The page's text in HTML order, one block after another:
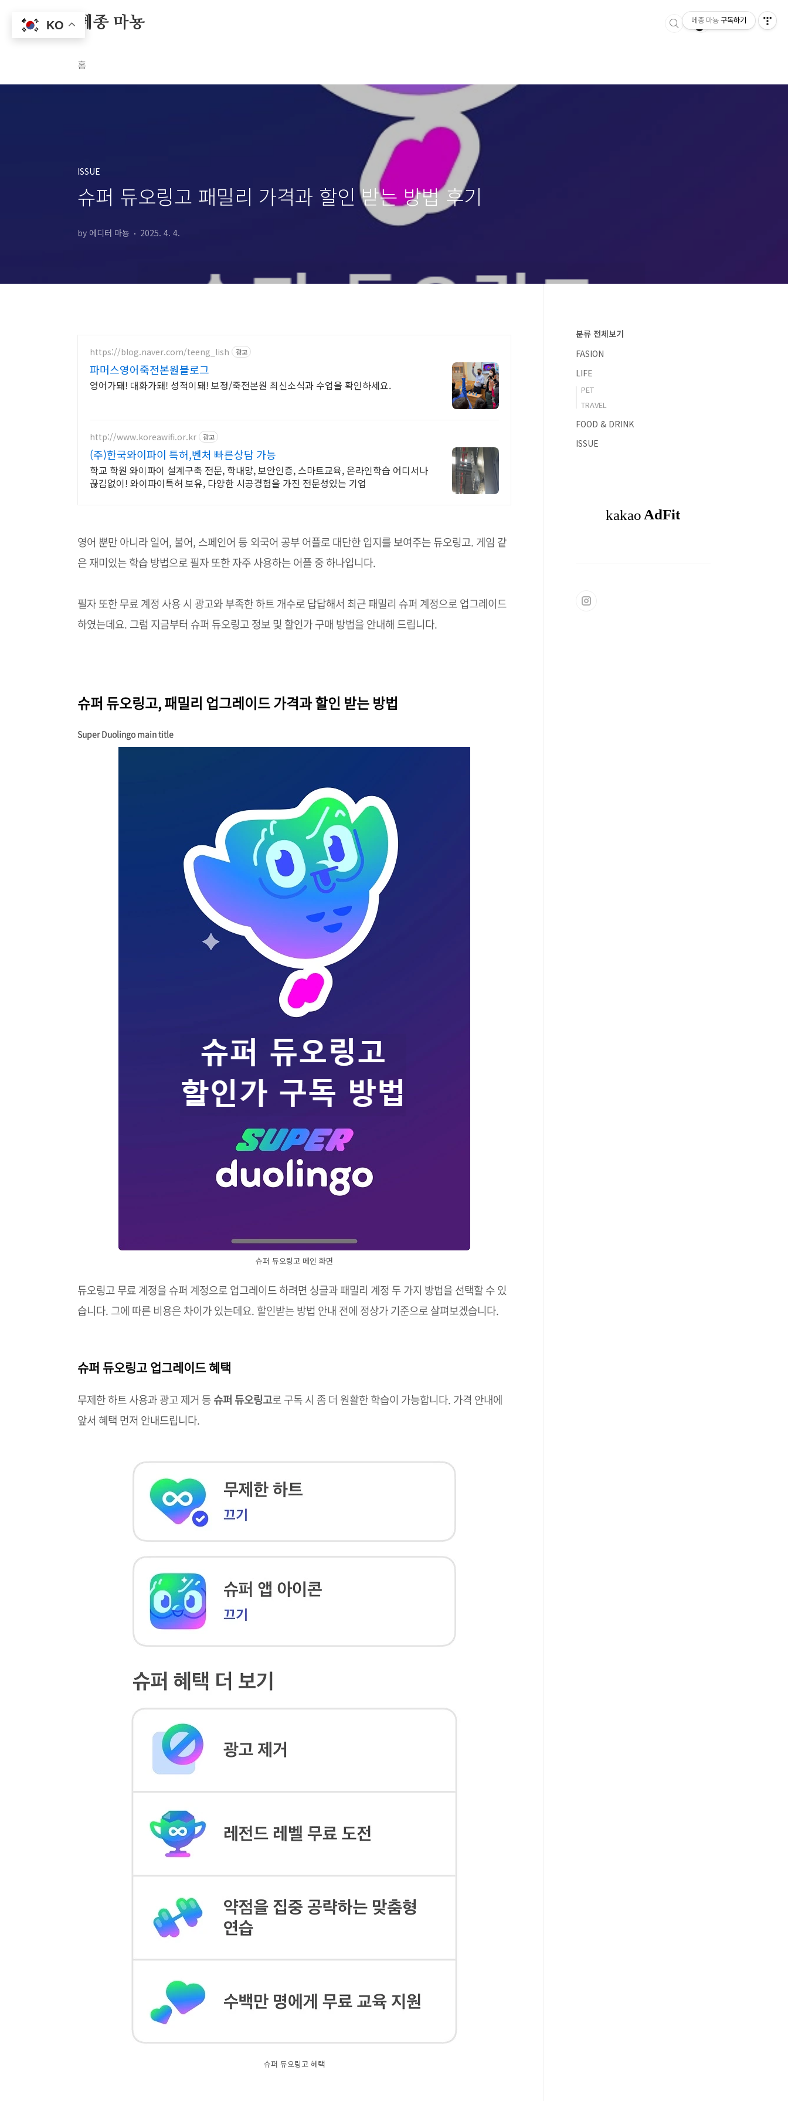
KO 메종 마뇽
홈
ISSUE
슈퍼 듀오링고 패밀리 가격과 할인 받는 방법 후기
by 에디터 마뇽 2025. 4. 4.
https://blog.naver.com/teeng_lish 광고
파머스영어죽전본원블로그
영어가돼! 대화가돼! 성적이돼! 보정/죽전본원 최신소식과 수업을 확인하세요.
http://www.koreawifi.or.kr 광고
(주)한국와이파이 특허,벤처 빠른상담 가능
학교 학원 와이파이 설계구축 전문, 학내망, 보안인증, 스마트교육, 온라인학습 어디서나
끊김없이! 와이파이특허 보유, 다양한 시공경험을 가진 전문성있는 기업
영어 뿐만 아니라 일어, 불어, 스페인어 등 외국어 공부 어플로 대단한 입지를 보여주는 듀오링고. 게임 같
은 재미있는 학습 방법으로 필자 또한 자주 사용하는 어플 중 하나입니다.
필자 또한 무료 계정 사용 시 광고와 부족한 하트 개수로 답답해서 최근 패밀리 슈퍼 계정으로 업그레이드
하였는데요. 그럼 지금부터 슈퍼 듀오링고 정보 및 할인가 구매 방법을 안내해 드립니다.
슈퍼 듀오링고, 패밀리 업그레이드 가격과 할인 받는 방법
Super Duolingo main title
슈퍼 듀오링고 메인 화면
듀오링고 무료 계정을 슈퍼 계정으로 업그레이드 하려면 싱글과 패밀리 계정 두 가지 방법을 선택할 수 있
습니다. 그에 따른 비용은 차이가 있는데요. 할인받는 방법 안내 전에 정상가 기준으로 살펴보겠습니다.
슈퍼 듀오링고 업그레이드 혜택
무제한 하트 사용과 광고 제거 등슈퍼 듀오링고로 구독 시 좀 더 원활한 학습이 가능합니다. 가격 안내에
앞서 혜택 먼저 안내드립니다.
슈퍼 듀오링고 혜택
분류 전체보기
FASION
LIFE
PET
TRAVEL
FOOD & DRINK
ISSUE
메종 마뇽 구독하기